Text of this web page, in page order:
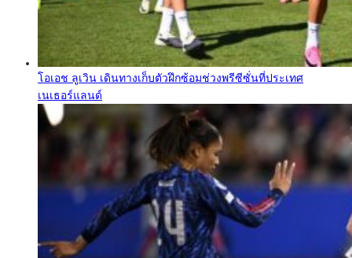
โอเอช ลูเวิน เดินทางเก็บตัวฝึกซ้อมช่วงพรีซีซั่นที่ประเทศ
เนเธอร์แลนด์